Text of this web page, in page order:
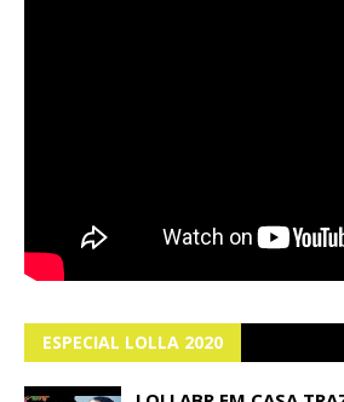
ESPECIAL LOLLA 2020